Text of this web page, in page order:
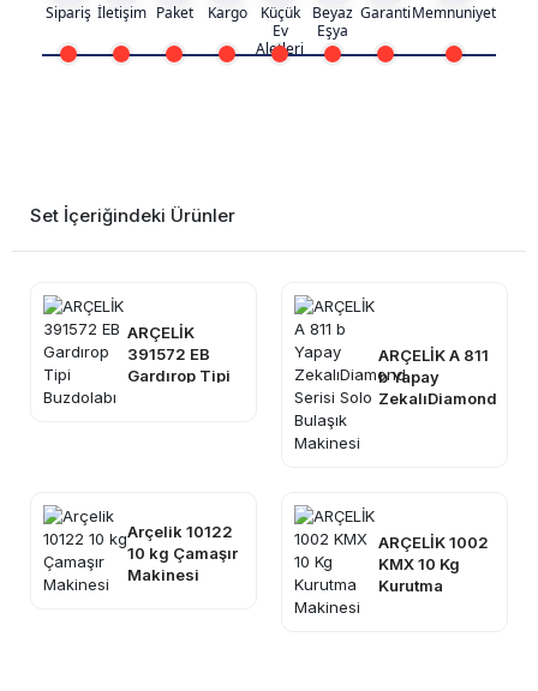
Sipariş İletişim Paket Kargo
Küçük
Ev
Aletleri
Beyaz
Eşya
GarantiMemnuniyet
Set İçeriğindeki Ürünler
ARÇELİK
391572 EB
Gardırop Tipi
ARÇELİK A 811
b Yapay
ZekalıDiamond
Arçelik 10122
10 kg Çamaşır
Makinesi
ARÇELİK 1002
KMX 10 Kg
Kurutma